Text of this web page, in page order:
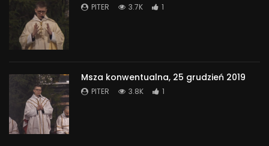
PITER 3.7K 1
Msza konwentualna, 25 grudzień 2019
PITER 3.8K 1